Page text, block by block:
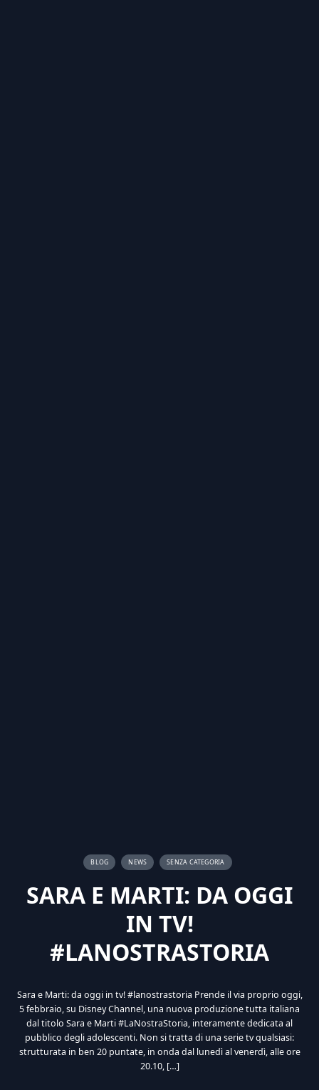
BLOG NEWS SENZA CATEGORIA
SARA E MARTI: DA OGGI
IN TV!
#LANOSTRASTORIA
Sara e Marti: da oggi in tv! #lanostrastoria Prende il via proprio oggi,
5 febbraio, su Disney Channel, una nuova produzione tutta italiana
dal titolo Sara e Marti #LaNostraStoria, interamente dedicata al
pubblico degli adolescenti. Non si tratta di una serie tv qualsiasi:
strutturata in ben 20 puntate, in onda dal lunedì al venerdì, alle ore
20.10, […]